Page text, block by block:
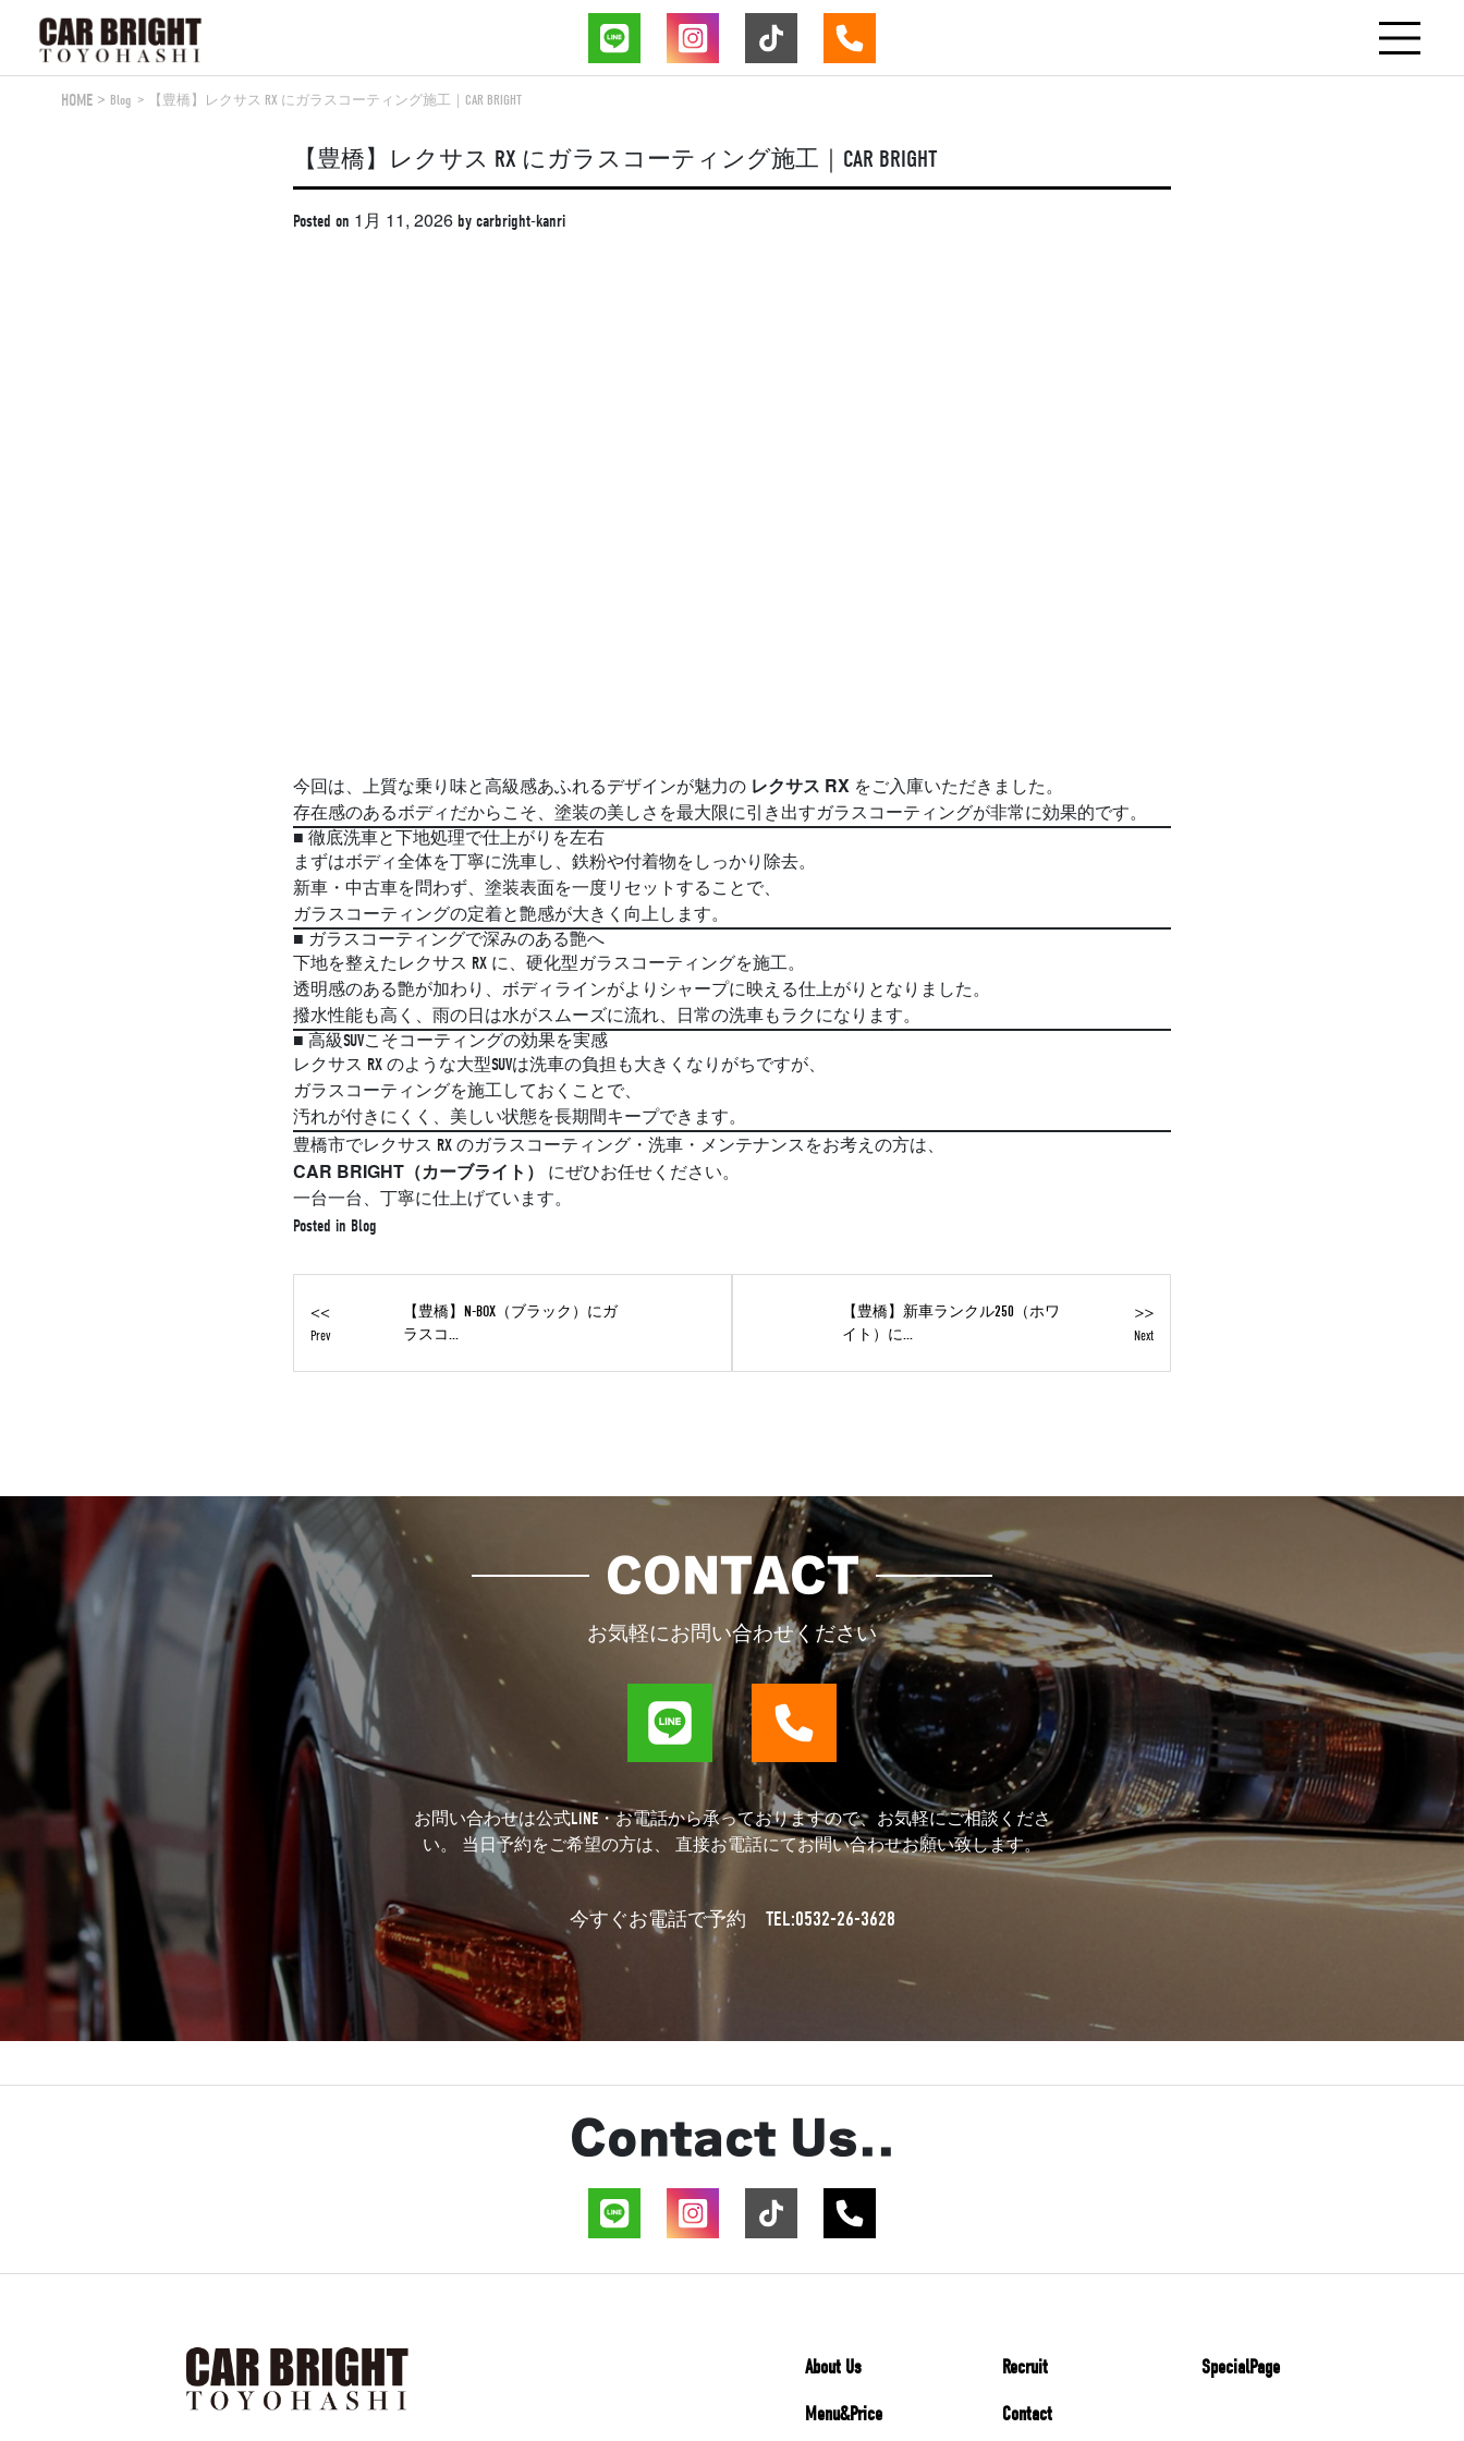
HOME
Blog 【豊橋】レクサス RX にガラスコーティング施工｜CAR BRIGHT
【豊橋】レクサス RX にガラスコーティング施工｜CAR BRIGHT
Posted on 1月 11, 2026by carbright-kanri
今回は、上質な乗り味と高級感あふれるデザインが魅力の レクサス RXをご入庫いただきました。
存在感のあるボディだからこそ、塗装の美しさを最大限に引き出すガラスコーティングが非常に効果的です。
■ 徹底洗車と下地処理で仕上がりを左右
まずはボディ全体を丁寧に洗車し、鉄粉や付着物をしっかり除去。
新車・中古車を問わず、塗装表面を一度リセットすることで、
ガラスコーティングの定着と艶感が大きく向上します。
■ ガラスコーティングで深みのある艶へ
下地を整えたレクサス RX に、硬化型ガラスコーティングを施工。
透明感のある艶が加わり、ボディラインがよりシャープに映える仕上がりとなりました。
撥水性能も高く、雨の日は水がスムーズに流れ、日常の洗車もラクになります。
■ 高級SUVこそコーティングの効果を実感
レクサス RX のような大型SUVは洗車の負担も大きくなりがちですが、
ガラスコーティングを施工しておくことで、
汚れが付きにくく、美しい状態を長期間キープできます。
豊橋市でレクサス RX のガラスコーティング・洗車・メンテナンスをお考えの方は、
CAR BRIGHT（カーブライト）
にぜひお任せください。
一台一台、丁寧に仕上げています。
Posted in Blog
<<
Prev
【豊橋】N-BOX（ブラック）にガ
ラスコ...
>>
Next
【豊橋】新車ランクル250（ホワ
イト）に...
CONTACT
お気軽にお問い合わせください
お問い合わせは公式LINE・お電話から承っておりますので、お気軽にご相談くださ
い。 当日予約をご希望の方は、 直接お電話にてお問い合わせお願い致します。
今すぐお電話で予約 TEL:0532-26-3628
Contact Us..
About Us
Menu&Price
Recruit
Contact
SpecialPage